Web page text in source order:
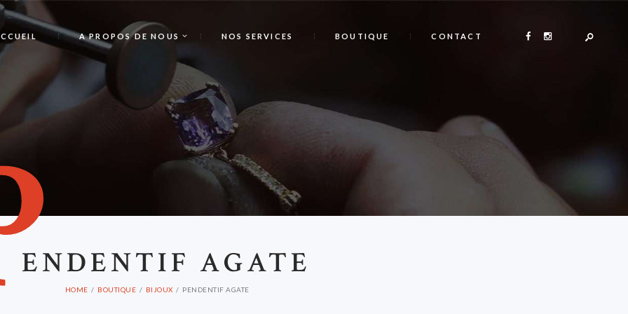
A PROPOS DE NOUS NOS SERVICES BOUTIQUE CONTACT
ENDENTIF AGATE
HOME BOUTIQUE BIJOUX PENDENTIF AGATE